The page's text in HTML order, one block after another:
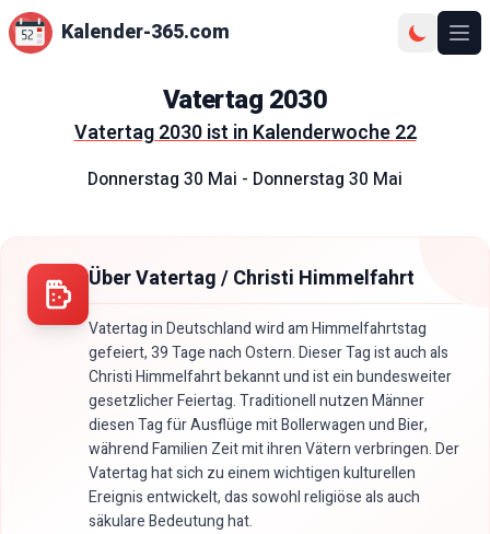
Kalender-365.com
Vatertag 2030
Vatertag2030ist in Kalenderwoche22
Donnerstag 30 Mai - Donnerstag 30 Mai
Über Vatertag / Christi Himmelfahrt
Vatertag in Deutschland wird am Himmelfahrtstag
gefeiert, 39 Tage nach Ostern. Dieser Tag ist auch als
Christi Himmelfahrt bekannt und ist ein bundesweiter
gesetzlicher Feiertag. Traditionell nutzen Männer
diesen Tag für Ausflüge mit Bollerwagen und Bier,
während Familien Zeit mit ihren Vätern verbringen. Der
Vatertag hat sich zu einem wichtigen kulturellen
Ereignis entwickelt, das sowohl religiöse als auch
säkulare Bedeutung hat.